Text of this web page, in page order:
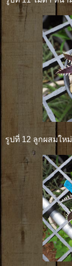
รูปที่ 12 ลูกผสมให